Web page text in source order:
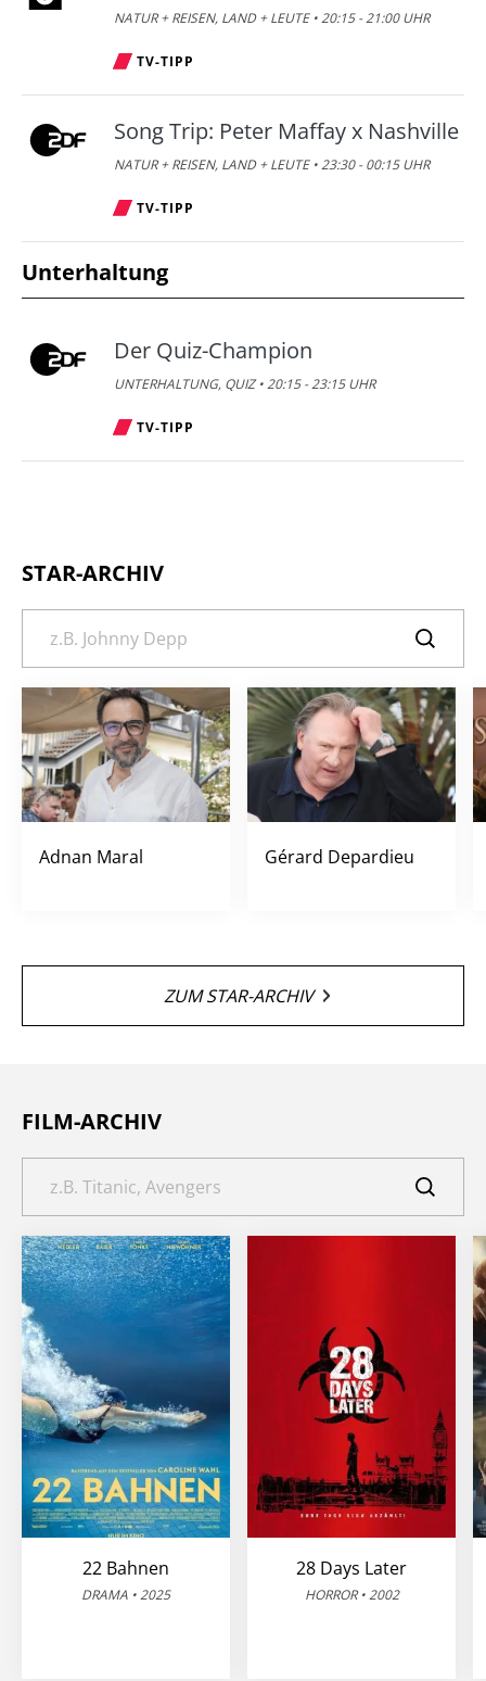
NATUR + REISEN, LAND + LEUTE • 20:15 - 21:00 UHR
TV-TIPP
Song Trip: Peter Maffay x Nashville
NATUR + REISEN, LAND + LEUTE • 23:30 - 00:15 UHR
TV-TIPP
Unterhaltung
Der Quiz-Champion
UNTERHALTUNG, QUIZ • 20:15 - 23:15 UHR
TV-TIPP
STAR-ARCHIV
Adnan Maral Gérard Depardieu
ZUM STAR-ARCHIV
FILM-ARCHIV
22 Bahnen
DRAMA • 2025
28 Days Later
HORROR • 2002